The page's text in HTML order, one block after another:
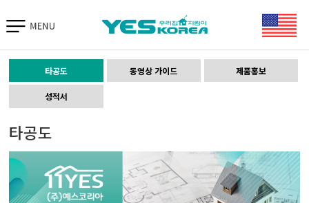
타공도 동영상 가이드 제품홍보
성적서
타공도